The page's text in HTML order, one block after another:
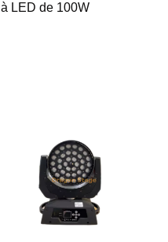
à LED de 100W